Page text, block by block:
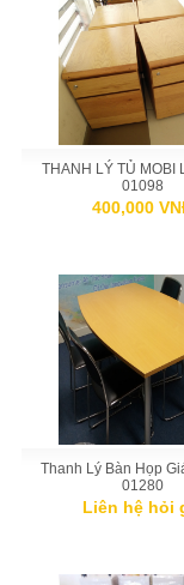
THANH LÝ TỦ MOBI
01098
400,000
Thanh Lý Bàn Họp
01280
Liên hệ hỏi